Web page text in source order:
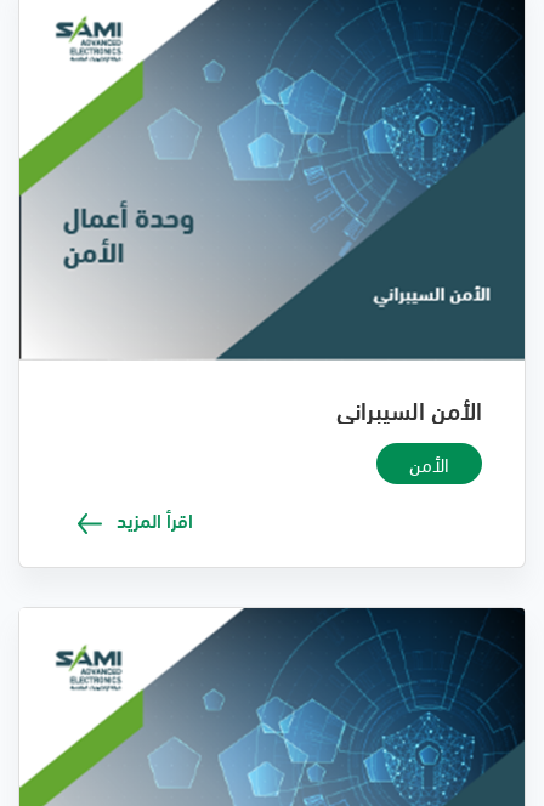
الأمن السيبراني
الأمن
اقرأ المزيد